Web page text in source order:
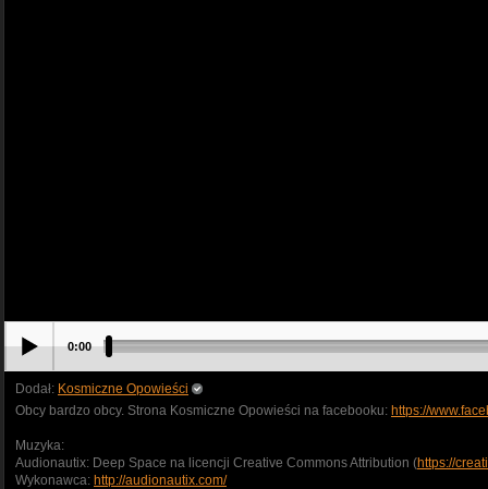
0:00
Dodał: Kosmiczne Opowieści
Obcy bardzo obcy. Strona Kosmiczne Opowieści na facebooku: https://
Muzyka:
Audionautix: Deep Space na licencji Creative Commons Attribution (https://
Wykonawca: http://audionautix.com/